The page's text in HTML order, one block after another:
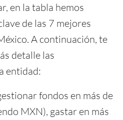
en la tabla hemos
de las 7 mejores
A continuación, te
detalle las
entidad:
fondos en más de
MXN), gastar en más